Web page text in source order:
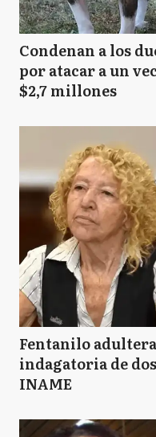
Condenan a los
por atacar a un
$2,7 millones
Fentanilo
indagatoria de
INAME